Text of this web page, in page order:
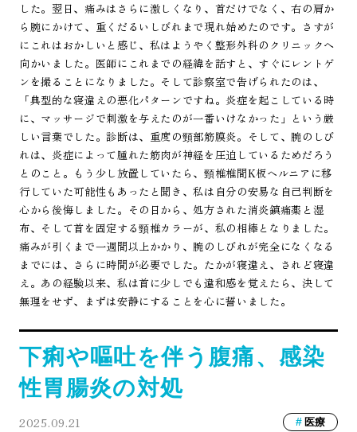
した。翌日、痛みはさらに激しくなり、首だけでなく、右の肩か
ら腕にかけて、重くだるいしびれまで現れ始めたのです。さすが
にこれはおかしいと感じ、私はようやく整形外科のクリニックへ
向かいました。医師にこれまでの経緯を話すと、すぐにレントゲ
ンを撮ることになりました。そして診察室で告げられたのは、
「典型的な寝違えの悪化パターンですね。炎症を起こしている時
に、マッサージで刺激を与えたのが一番いけなかった」という厳
しい言葉でした。診断は、重度の頸部筋膜炎。そして、腕のしび
れは、炎症によって腫れた筋肉が神経を圧迫しているためだろう
とのこと。もう少し放置していたら、頸椎椎間K板ヘルニアに移
行していた可能性もあったと聞き、私は自分の安易な自己判断を
心から後悔しました。その日から、処方された消炎鎮痛薬と湿
布、そして首を固定する頸椎カラーが、私の相棒となりました。
痛みが引くまで一週間以上かかり、腕のしびれが完全になくなる
までには、さらに時間が必要でした。たかが寝違え、されど寝違
え。あの経験以来、私は首に少しでも違和感を覚えたら、決して
無理をせず、まずは安静にすることを心に誓いました。
下痢や嘔吐を伴う腹痛、感染
性胃腸炎の対処
2025.09.21 医療